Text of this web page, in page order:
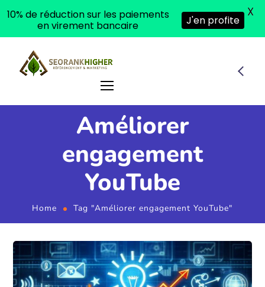
Améliorer
engagement
YouTube
Home Tag "Améliorer engagement YouTube"
10% de réduction sur les paiements
en virement bancaire
J'en profite
X